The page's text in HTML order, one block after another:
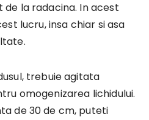
la radacina. In acest
lucru, insa chiar si asa
trebuie agitata
omogenizarea lichidului.
de 30 de cm, puteti